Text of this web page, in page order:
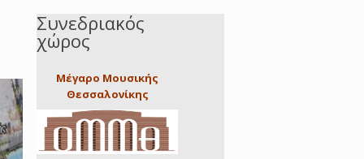
Συνεδριακός
χώρος
Μέγαρο Μουσικής
Θεσσαλονίκης